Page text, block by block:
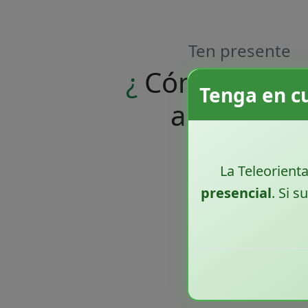
Ten presente
¿ Cómo se
al servicio?
Tenga en
La
presencial. Si